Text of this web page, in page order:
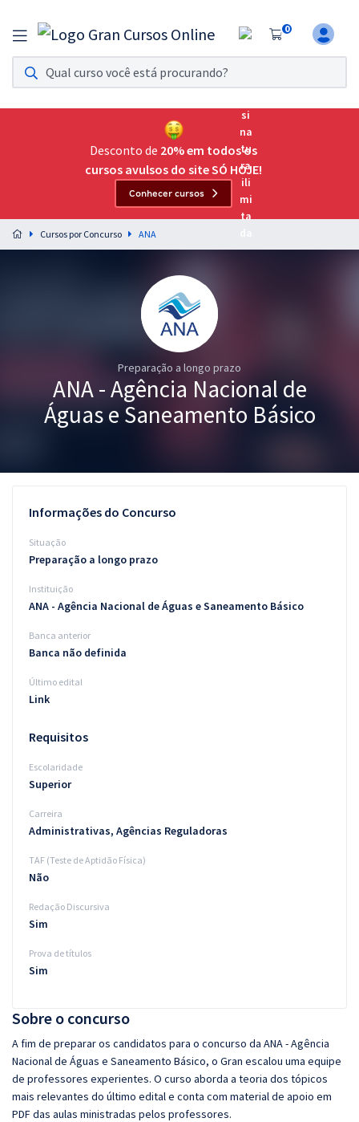
0
Assinatura Ilimitada 11
Acesso a todos os cursos. Teste grátis por 7 dias!
Assinatura OAB Até Passar
Acesso ilimitado a toda preparação para o Exame da
Preparação completa e intensiva para as principais
residências em saúde do Brasil
Graduação
Conteúdo gratuito
Blog
Desconto de 20% em todos os
cursos avulsos do site SÓ HOJE!
Conhecer cursos
Cursos por Concurso ANA
Preparação a longo prazo
ANA - Agência Nacional de
Águas e Saneamento Básico
Sobre o concurso
A fim de preparar os candidatos para o concurso da ANA - Agência
Nacional de Águas e Saneamento Básico, o Gran escalou uma equipe
de professores experientes. O curso aborda a teoria dos tópicos
mais relevantes do último edital e conta com material de apoio em
PDF das aulas ministradas pelos professores.
Informações do Concurso
Situação
Preparação a longo prazo
Instituição
ANA - Agência Nacional de Águas e Saneamento Básico
Banca anterior
Banca não definida
Último edital
Link
Requisitos
Escolaridade
Superior
Carreira
Administrativas, Agências Reguladoras
TAF (Teste de Aptidão Física)
Não
Redação Discursiva
Sim
Prova de títulos
Sim